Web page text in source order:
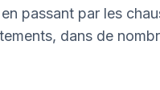
passant par les
dans de